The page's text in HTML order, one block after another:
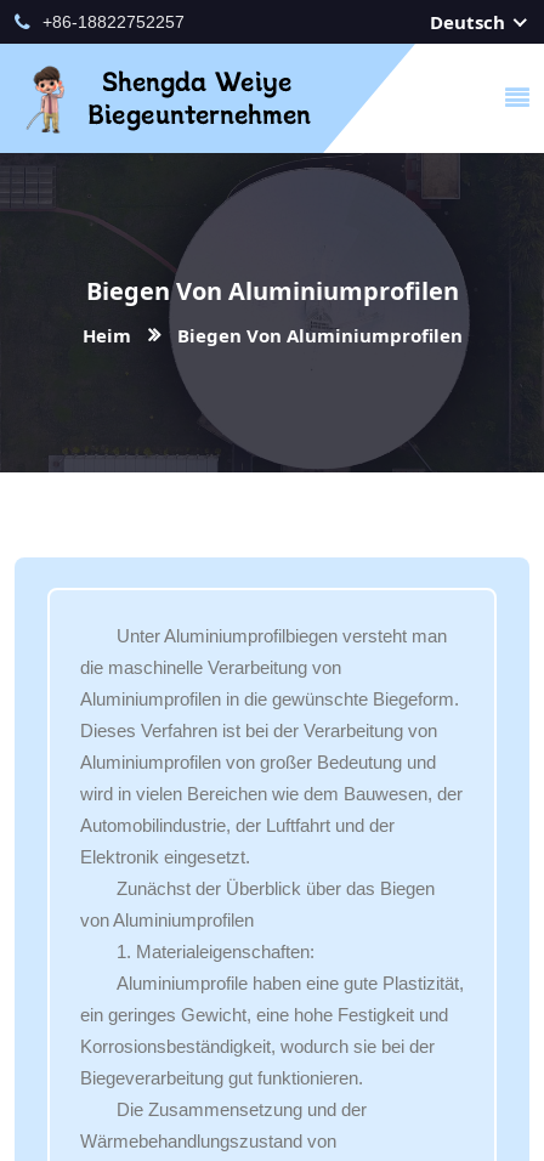
+86-18822752257 Deutsch
Biegen Von Aluminiumprofilen
Heim Biegen Von Aluminiumprofilen
Unter Aluminiumprofilbiegen versteht man
die maschinelle Verarbeitung von
Aluminiumprofilen in die gewünschte Biegeform.
Dieses Verfahren ist bei der Verarbeitung von
Aluminiumprofilen von großer Bedeutung und
wird in vielen Bereichen wie dem Bauwesen, der
Automobilindustrie, der Luftfahrt und der
Elektronik eingesetzt.
Zunächst der Überblick über das Biegen
von Aluminiumprofilen
1. Materialeigenschaften:
Aluminiumprofile haben eine gute Plastizität,
ein geringes Gewicht, eine hohe Festigkeit und
Korrosionsbeständigkeit, wodurch sie bei der
Biegeverarbeitung gut funktionieren.
Die Zusammensetzung und der
Wärmebehandlungszustand von